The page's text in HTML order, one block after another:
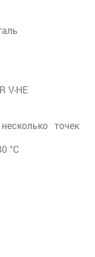
V-HE
точек
°C